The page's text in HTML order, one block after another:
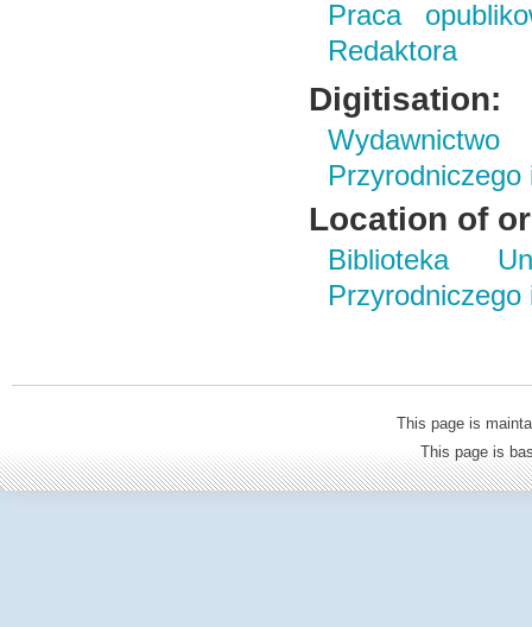
Praca
Redaktora
Digitisation:
Przyrodniczego
Location of
Biblioteka
Przyrodniczego
This page is
This page is